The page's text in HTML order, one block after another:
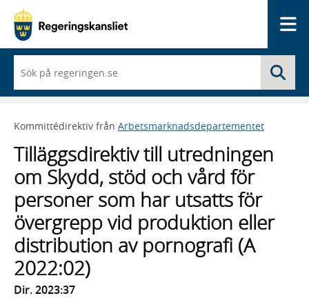
du
börjar
skriva
framträder
lista
med
sökförslag
Kommittédirektiv från Arbetsmarknadsdepartementet
Tilläggsdirektiv till utredningen
om Skydd, stöd och vård för
personer som har utsatts för
övergrepp vid produktion eller
distribution av pornografi (A
2022:02)
Dir. 2023:37